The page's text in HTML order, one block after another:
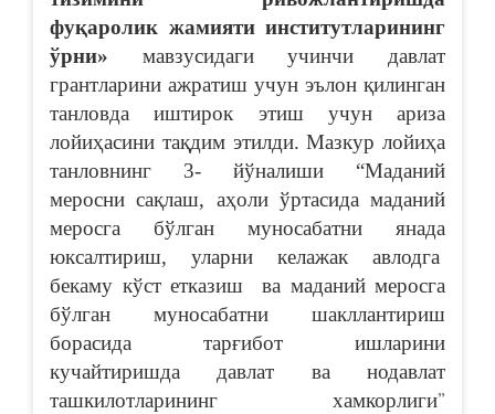
фуқаролик жамияти институтларининг
ўрни»
мавзусидаги учинчи давлат
грантларини ажратиш учун эълон қилинган
танловда иштирок этиш учун ариза
лойиҳасини тақдим этилди. Мазкур лойиҳа
танловнинг 3- йўналиши “Маданий
меросни сақлаш, аҳоли ўртасида маданий
меросга бўлган муносабатни янада
юксалтириш, уларни келажак авлодга
бекаму кўст етказиш ва маданий меросга
бўлган муносабатни шакллантириш
борасида тарғибот ишларини
кучайтиришда давлат ва нодавлат
ташкилотларининг хамкорлиги”